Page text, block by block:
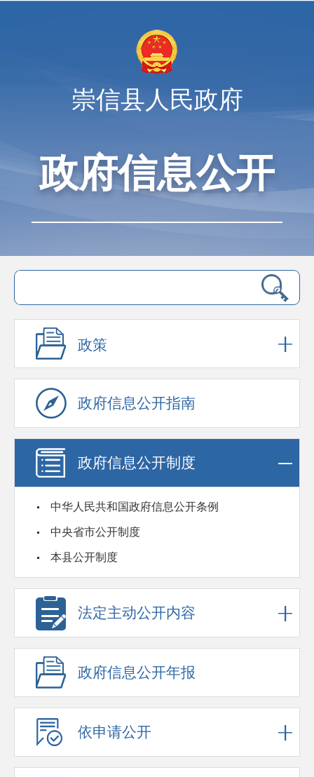
崇信县人民政府
政府信息公开
政策
政府信息公开指南
政府信息公开制度
中华人民共和国政府信息公开条例
中央省市公开制度
本县公开制度
法定主动公开内容
政府信息公开年报
依申请公开